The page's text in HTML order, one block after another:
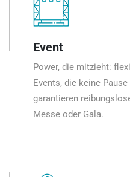
Event
Power, die mitzieht:
Events, die keine
garantieren
Messe oder Gala.